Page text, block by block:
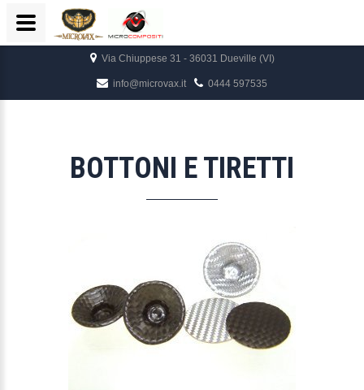
Via Chiuppese 31 - 36031 Dueville (VI)
info@microvax.it 0444 597535
BOTTONI E TIRETTI